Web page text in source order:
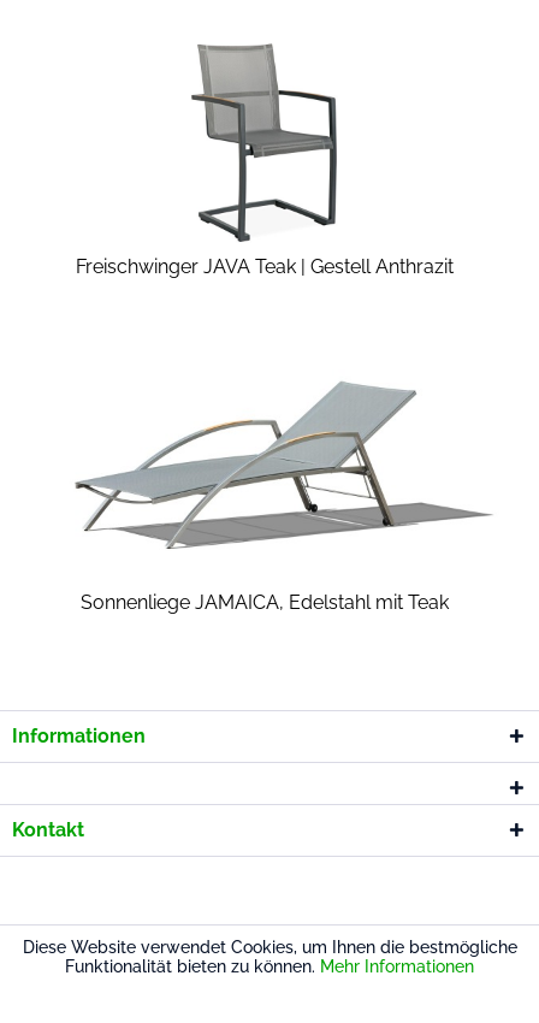
Freischwinger JAVA Teak | Gestell Anthrazit
Sonnenliege JAMAICA, Edelstahl mit Teak
Informationen
Kontakt
Diese Website verwendet Cookies, um Ihnen die bestmögliche
Funktionalität bieten zu können. Mehr Informationen